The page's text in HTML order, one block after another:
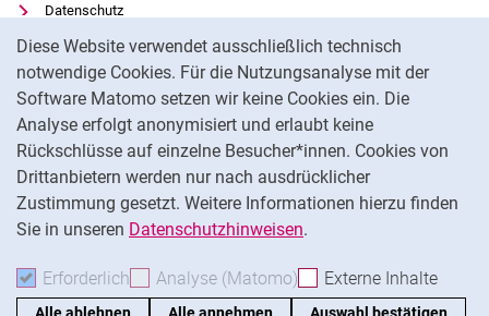
Diese Website verwendet ausschließlich technisch
notwendige Cookies. Für die Nutzungsanalyse mit der
Software Matomo setzen wir keine Cookies ein. Die
Analyse erfolgt anonymisiert und erlaubt keine
Rückschlüsse auf einzelne Besucher*innen. Cookies von
Drittanbietern werden nur nach ausdrücklicher
Zustimmung gesetzt. Weitere Informationen hierzu finden
Sie in unseren Datenschutzhinweisen.
Erforderlich Erforderliche Cookies akzeptieren
Analyse (Matomo) Analyse-Cookies
Externe Inhalte
Datenschutz
Barrierefreiheit
Transparenter KI-Einsatz
Impressum
Externer Link: Universität Kassel auf
Facebook
(öffnet neues Fenster)
Externer Link: Universität Kassel auf
Youtube(öffnet neues Fenster)
Externer Link: Universität Kassel auf
Instagram (öffnet neues Fenster)